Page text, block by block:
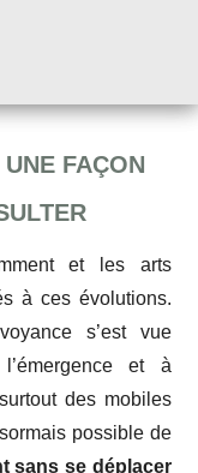
FAÇON
et les arts
à ces évolutions.
s’est vue
et à
des mobiles
possible de
sans se déplacer